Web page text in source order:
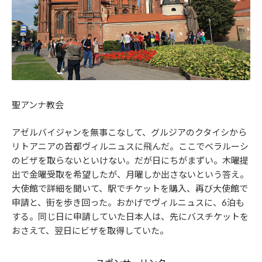
聖アンナ教会
アゼルバイジャンを無事こなして、グルジアのクタイシから
リトアニアの首都ヴィルニュスに飛んだ。ここでベラルーシ
のビザを取らないといけない。だが日にちがまずい。木曜提
出で金曜受取を希望したが、月曜しか出さないという答え。
大使館で詳細を聞いて、駅でチケットを購入、再び大使館で
申請と、街を歩き回った。おかげでヴィルニュスに、6泊も
する。同じ日に申請していた日本人は、先にバスチケットを
おさえて、翌日にビザを取得していた。